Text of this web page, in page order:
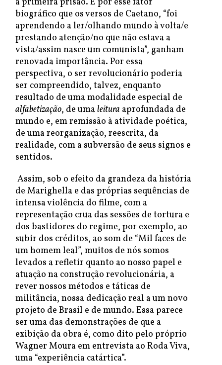
biográfico que os versos de Caetano, “foi
aprendendo a ler/olhando mundo à volta/e
prestando atenção/no que não estava a
vista/assim nasce um comunista”, ganham
renovada importância. Por essa
perspectiva, o ser revolucionário poderia
ser compreendido, talvez, enquanto
resultado de uma modalidade especial de
alfabetização, de uma leitura aprofundada de
mundo e, em remissão à atividade poética,
de uma reorganização, reescrita, da
realidade, com a subversão de seus signos e
sentidos.
Assim, sob o efeito da grandeza da história
de Marighella e das próprias sequências de
intensa violência do filme, com a
representação crua das sessões de tortura e
dos bastidores do regime, por exemplo, ao
subir dos créditos, ao som de “Mil faces de
um homem leal”, muitos de nós somos
levados a refletir quanto ao nosso papel e
atuação na construção revolucionária, a
rever nossos métodos e táticas de
militância, nossa dedicação real a um novo
projeto de Brasil e de mundo. Essa parece
ser uma das demonstrações de que a
exibição da obra é, como dito pelo próprio
Wagner Moura em entrevista ao Roda Viva,
uma “experiência catártica”.